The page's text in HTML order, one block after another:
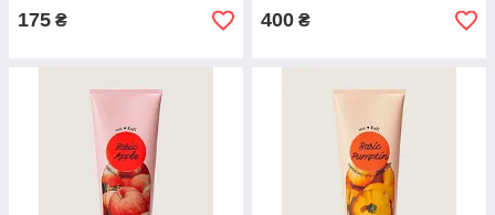
175 ₴ 400 ₴